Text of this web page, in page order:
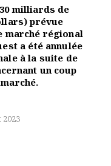
milliards de
prévue
marché régional
a été annulée
à la suite de
un coup
2023